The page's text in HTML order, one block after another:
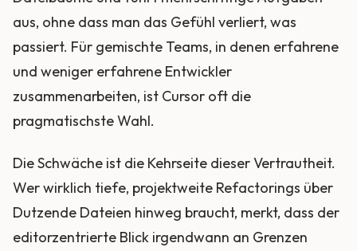
aus, ohne dass man das Gefühl verliert, was
passiert. Für gemischte Teams, in denen erfahrene
und weniger erfahrene Entwickler
zusammenarbeiten, ist Cursor oft die
pragmatischste Wahl.
Die Schwäche ist die Kehrseite dieser Vertrautheit.
Wer wirklich tiefe, projektweite Refactorings über
Dutzende Dateien hinweg braucht, merkt, dass der
editorzentrierte Blick irgendwann an Grenzen